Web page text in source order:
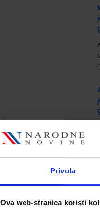
Privola
Ova web-stranica koristi